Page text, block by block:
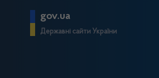
gov.ua
Державні сайти України